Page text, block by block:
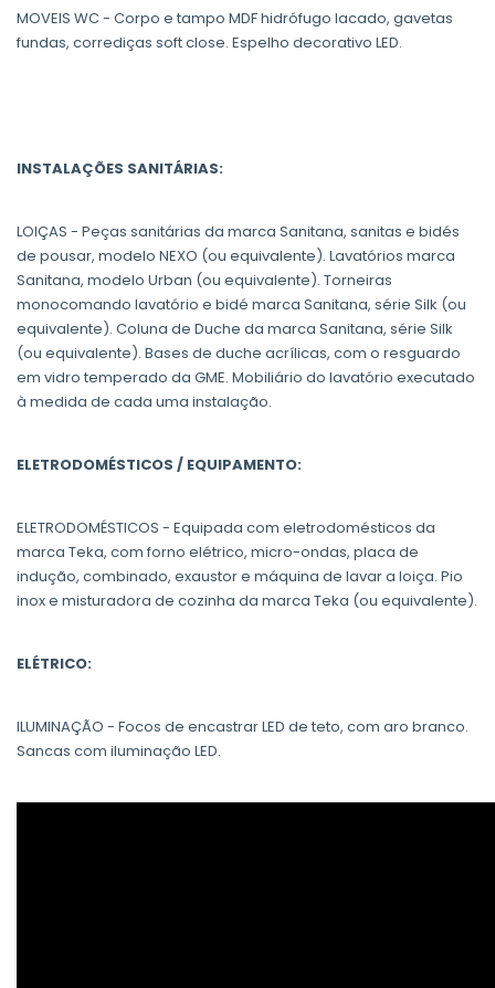
MOVEIS WC - Corpo e tampo MDF hidrófugo lacado, gavetas
fundas, corrediças soft close. Espelho decorativo LED.
INSTALAÇÕES SANITÁRIAS:
LOIÇAS - Peças sanitárias da marca Sanitana, sanitas e bidés
de pousar, modelo NEXO (ou equivalente). Lavatórios marca
Sanitana, modelo Urban (ou equivalente). Torneiras
monocomando lavatório e bidé marca Sanitana, série Silk (ou
equivalente). Coluna de Duche da marca Sanitana, série Silk
(ou equivalente). Bases de duche acrílicas, com o resguardo
em vidro temperado da GME. Mobiliário do lavatório executado
à medida de cada uma instalação.
ELETRODOMÉSTICOS / EQUIPAMENTO:
ELETRODOMÉSTICOS - Equipada com eletrodomésticos da
marca Teka, com forno elétrico, micro-ondas, placa de
indução, combinado, exaustor e máquina de lavar a loiça. Pio
inox e misturadora de cozinha da marca Teka (ou equivalente).
ELÉTRICO:
ILUMINAÇÃO - Focos de encastrar LED de teto, com aro branco.
Sancas com iluminação LED.